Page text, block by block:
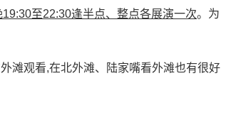
至22:30逢半点、整点各展演一次。为
滩观看,在北外滩、陆家嘴看外滩也有很好